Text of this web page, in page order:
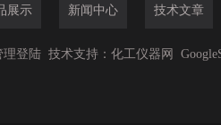
展示 新闻中心 技术文章
理登陆 技术支持： 化工仪器网